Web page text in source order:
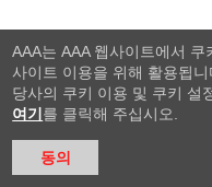
AAA는 AAA 웹사이트에서
사이트 이용을 위해 활용됩니
당사의 쿠키 이용 및 쿠키 설
여기 를 클릭해 주십시오.
동의